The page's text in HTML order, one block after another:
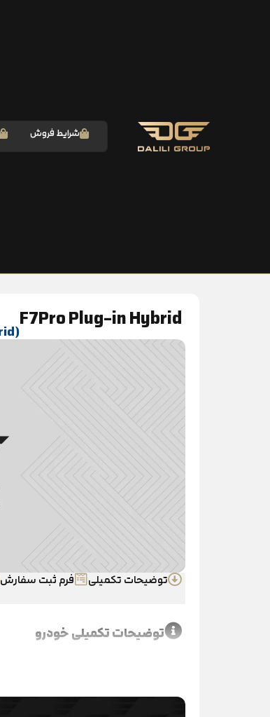
شرایط فروش
F7Pro Plug-in Hybrid(F۷ Pro Plug-in Hybrid )
توضیحات تکمیلی فرم ثبت سفارش
توضیحات تکمیلی خودرو